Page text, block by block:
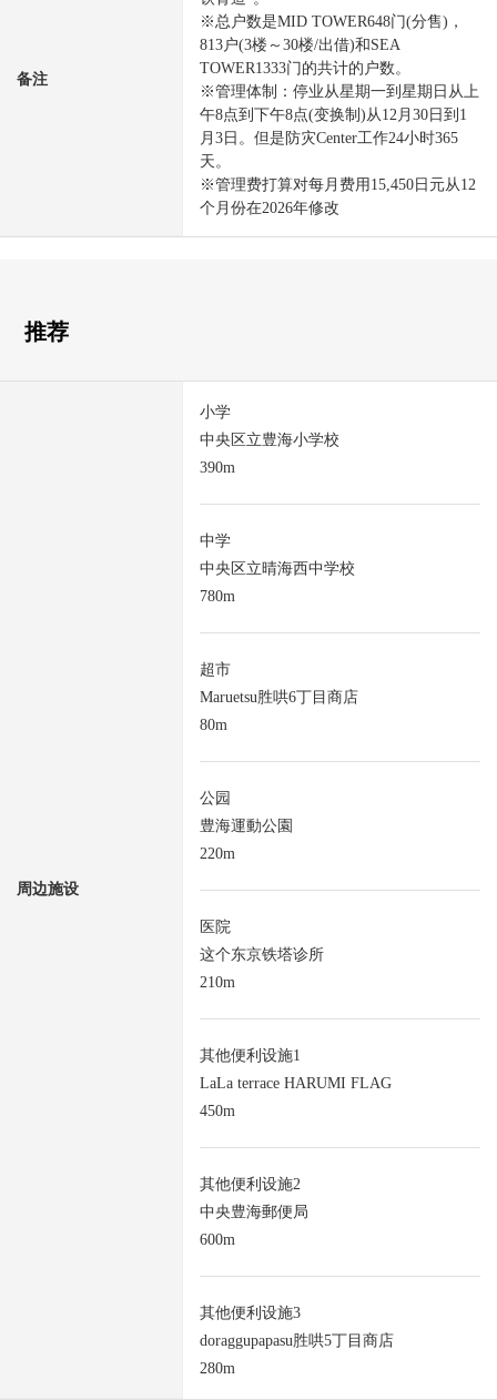
备注
※总户数是MID TOWER648门(分售)，
813户(3楼～30楼/出借)和SEA
TOWER1333门的共计的户数。
※管理体制：停业从星期一到星期日从上
午8点到下午8点(变换制)从12月30日到1
月3日。但是防灾Center工作24小时365
天。
※管理费打算对每月费用15,450日元从12
个月份在2026年修改
推荐
周边施设
小学
中央区立豊海小学校
390m
中学
中央区立晴海西中学校
780m
超市
Maruetsu胜哄6丁目商店
80m
公园
豊海運動公園
220m
医院
这个东京铁塔诊所
210m
其他便利设施1
LaLa terrace HARUMI FLAG
450m
其他便利设施2
中央豊海郵便局
600m
其他便利设施3
doraggupapasu胜哄5丁目商店
280m